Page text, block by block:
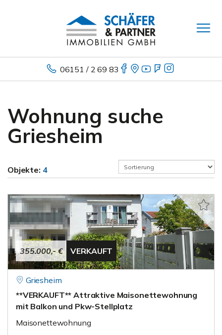
06151 / 2 69 83
Wohnung suche
Griesheim
Objekte: 4
355.000,- € VERKAUFT
Griesheim
**VERKAUFT** Attraktive Maisonettewohnung
mit Balkon und Pkw-Stellplatz
Maisonettewohnung